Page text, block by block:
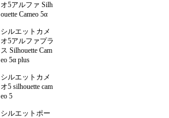
オ5アルファ Silh
ouette Cameo 5α
シルエットカメ
オ5アルファプラ
ス Silhouette Cam
eo 5α plus
シルエットカメ
オ5 silhouette cam
eo 5
シルエットポー